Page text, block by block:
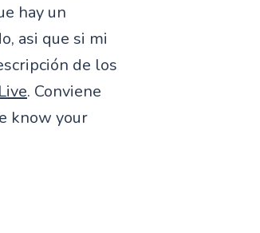
hay un
asi que si mi
de los
. Conviene
know your